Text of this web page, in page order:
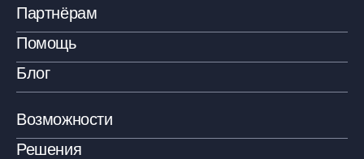
Партнёрам
Помощь
Блог
Возможности
Решения